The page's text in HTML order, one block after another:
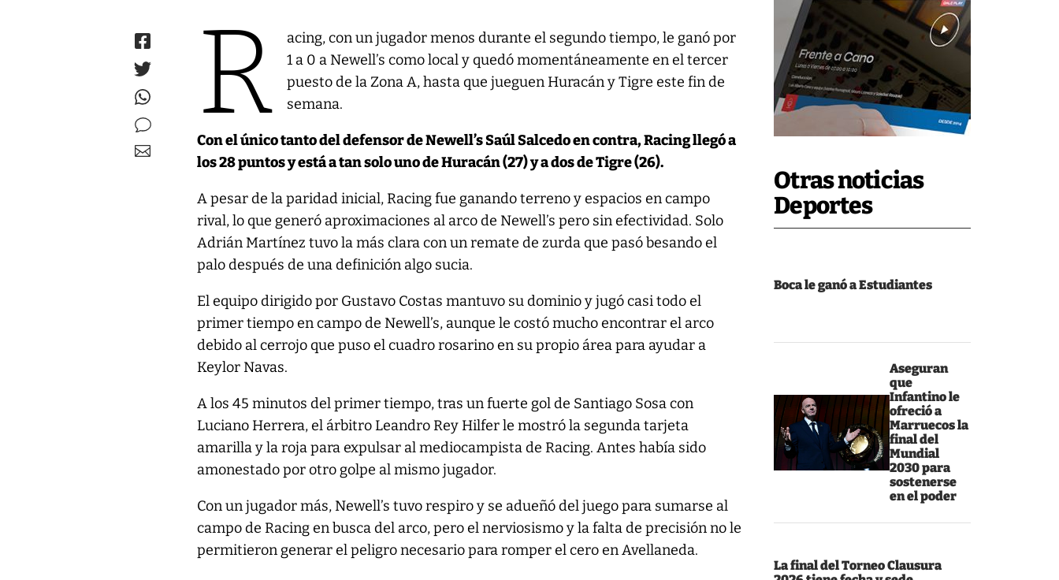
Otras noticias
Deportes
Boca le ganó a Estudiantes
Aseguran
que
Infantino le
ofreció a
Marruecos la
final del
Mundial
2030 para
sostenerse
en el poder
La final del Torneo Clausura
R
acing, con un jugador menos durante el segundo tiempo, le ganó por
1 a 0 a Newell’s como local y quedó momentáneamente en el tercer
puesto de la Zona A, hasta que jueguen Huracán y Tigre este fin de
semana.
Con el único tanto del defensor de Newell’s Saúl Salcedo en contra, Racing llegó a
los 28 puntos y está a tan solo uno de Huracán (27) y a dos de Tigre (26).
A pesar de la paridad inicial, Racing fue ganando terreno y espacios en campo
rival, lo que generó aproximaciones al arco de Newell’s pero sin efectividad. Solo
Adrián Martínez tuvo la más clara con un remate de zurda que pasó besando el
palo después de una definición algo sucia.
El equipo dirigido por Gustavo Costas mantuvo su dominio y jugó casi todo el
primer tiempo en campo de Newell’s, aunque le costó mucho encontrar el arco
debido al cerrojo que puso el cuadro rosarino en su propio área para ayudar a
Keylor Navas.
A los 45 minutos del primer tiempo, tras un fuerte gol de Santiago Sosa con
Luciano Herrera, el árbitro Leandro Rey Hilfer le mostró la segunda tarjeta
amarilla y la roja para expulsar al mediocampista de Racing. Antes había sido
amonestado por otro golpe al mismo jugador.
Con un jugador más, Newell’s tuvo respiro y se adueñó del juego para sumarse al
campo de Racing en busca del arco, pero el nerviosismo y la falta de precisión no le
permitieron generar el peligro necesario para romper el cero en Avellaneda.